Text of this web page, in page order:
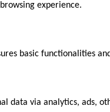
experience.
basic functionalities
data via analytics, ads,